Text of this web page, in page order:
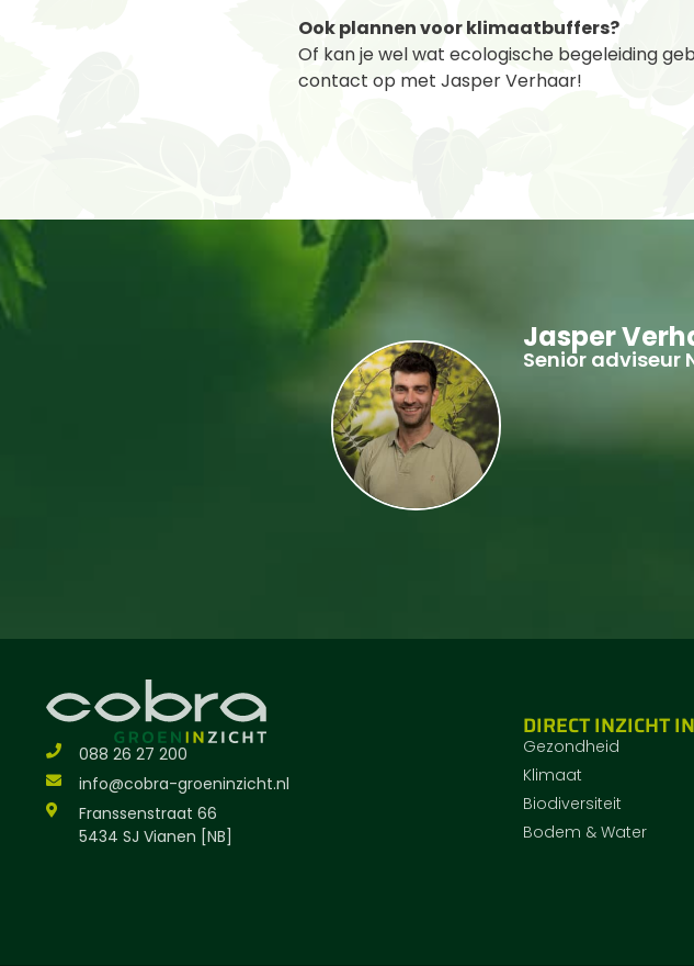
Ook plannen voor klimaatbuffers?
Of kan je wel wat ecologische begeleiding
contact op met Jasper Verhaar!
Jasper
Senior adviseur
088 26 27 200
info@cobra-groeninzicht.nl
Franssenstraat 66
5434 SJ Vianen [NB]
DIRECT INZICHT IN
Gezondheid
Klimaat
Biodiversiteit
Bodem & Water